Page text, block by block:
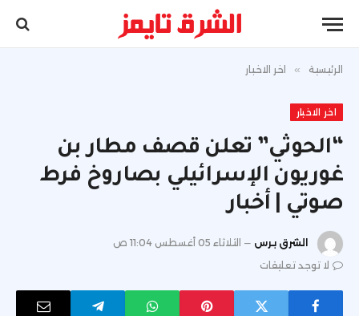
الرئيسية » اخر الاخبار
اخر الاخبار
“الحوثي” تعلن قصف مطار بن
غوريون الإسرائيلي بصاروخ فرط
صوتي | أخبار
الشرق برس
الثلاثاء 05 أغسطس 11:04 ص
لا توجد تعليقات